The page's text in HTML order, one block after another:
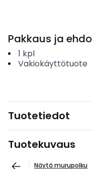
Pakkaus ja
1 kpl
Vakiokäyttötuote
Tuotetiedot
Tuotekuvaus
Näytä murupolku